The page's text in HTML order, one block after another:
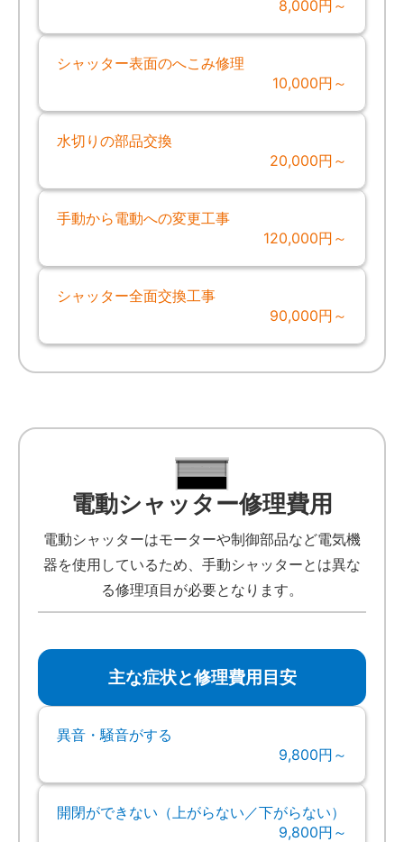
8,000円～
シャッター表面のへこみ修理
10,000円～
水切りの部品交換
20,000円～
手動から電動への変更工事
120,000円～
シャッター全面交換工事
90,000円～
電動シャッター修理費用
電動シャッターはモーターや制御部品など電気機
器を使用しているため、手動シャッターとは異な
る修理項目が必要となります。
主な症状と修理費用目安
異音・騒音がする
9,800円～
開閉ができない（上がらない／下がらない）
9,800円～